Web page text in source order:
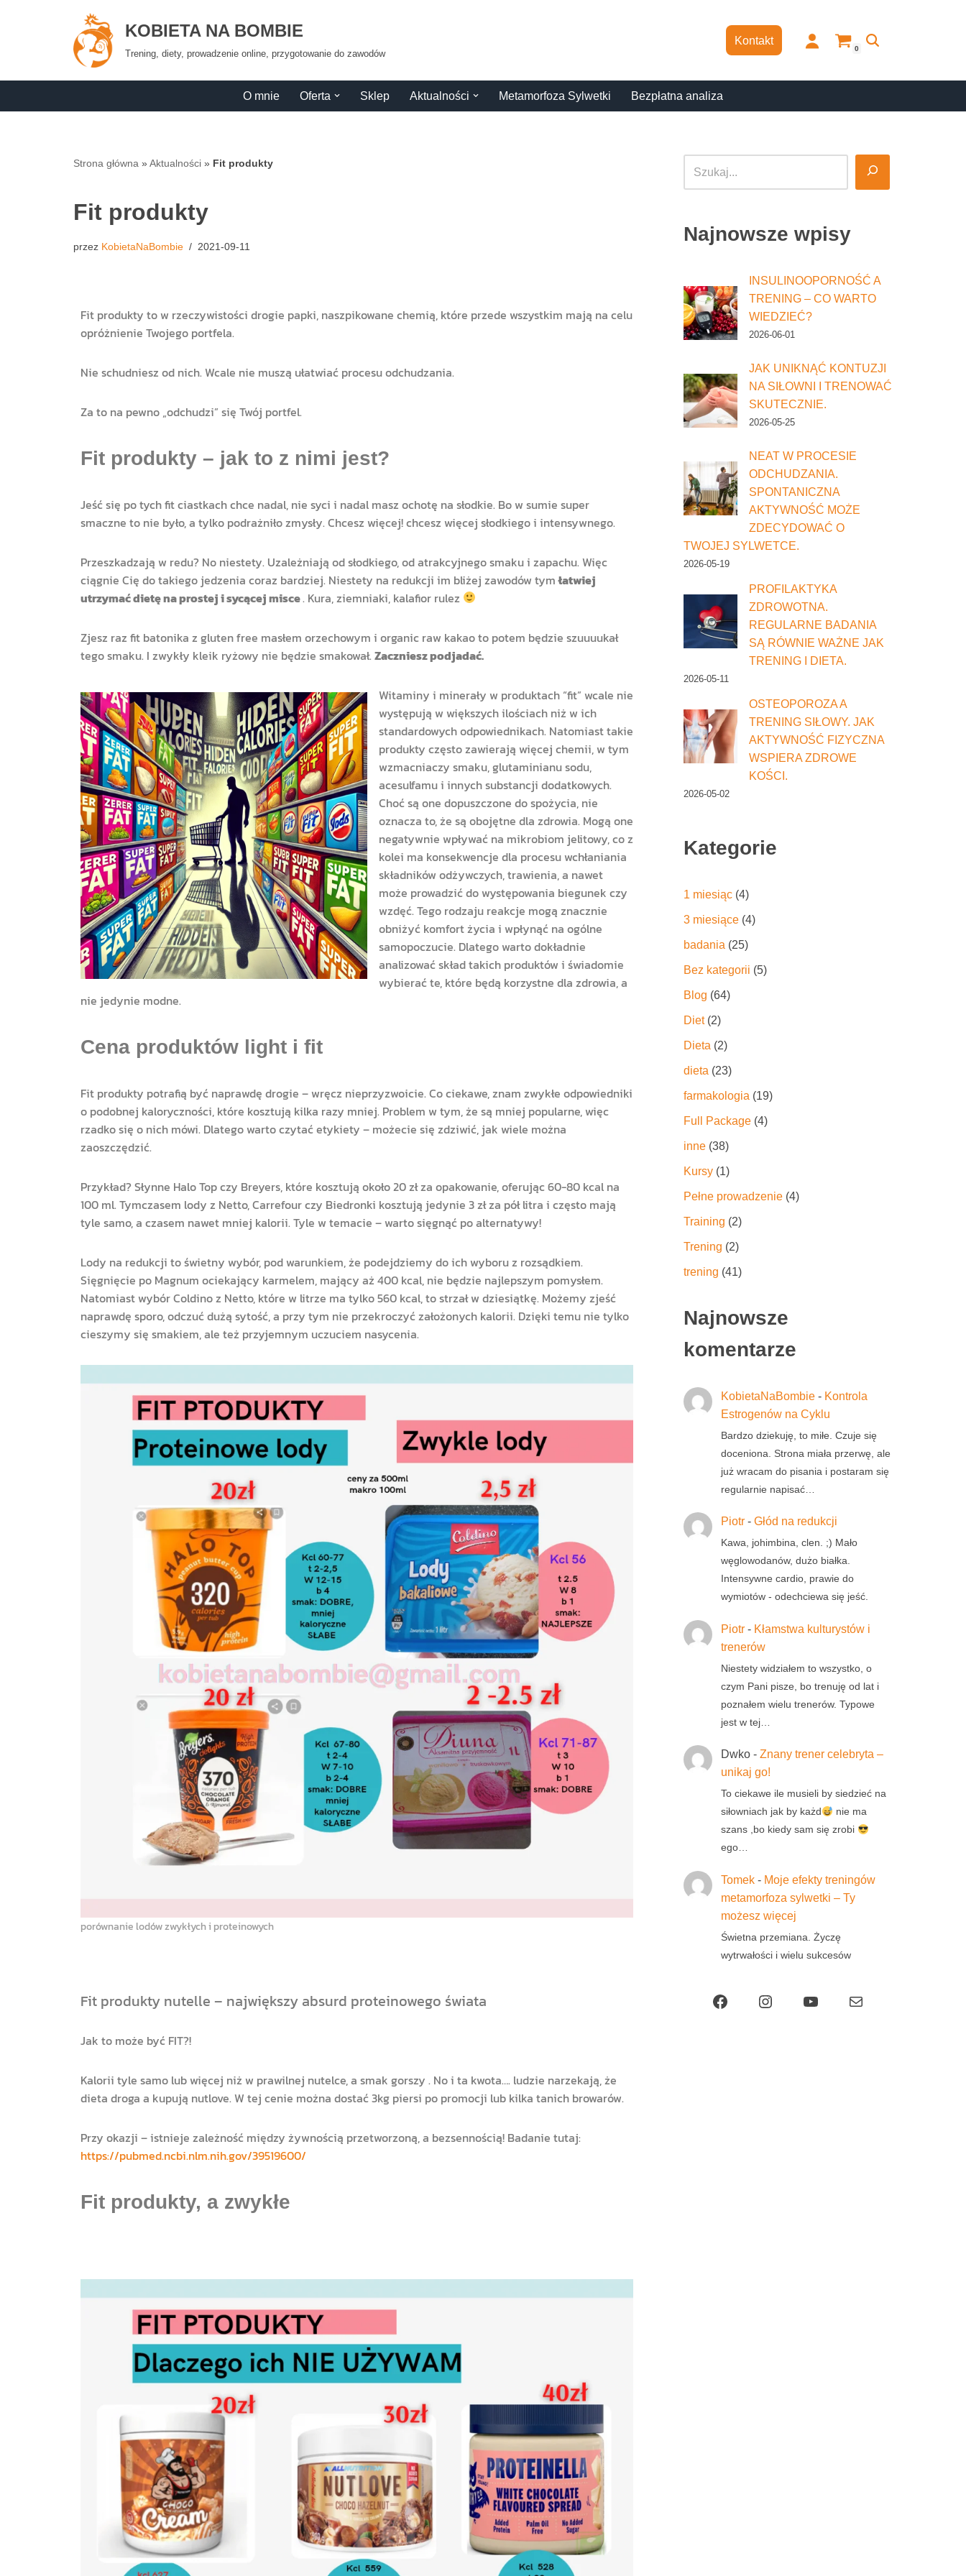
KOBIETA NA BOMBIE
Trening, diety, prowadzenie online, przygotowanie do zawodów
Kontakt
0
O mnie Oferta Sklep Aktualności Metamorfoza Sylwetki Bezpłatna analiza
Strona główna »Aktualności » Fit produkty
Fit produkty
przez KobietaNaBombie 2021-09-11
Fit produkty to w rzeczywistości drogie papki, naszpikowane chemią, które przede wszystkim mają na celu
opróżnienie Twojego portfela.
Nie schudniesz od nich. Wcale nie muszą ułatwiać procesu odchudzania.
Za to na pewno „odchudzi” się Twój portfel.
Fit produkty – jak to z nimi jest?
Jeść się po tych fit ciastkach chce nadal, nie syci i nadal masz ochotę na słodkie. Bo w sumie super
smaczne to nie było, a tylko podrażniło zmysły. Chcesz więcej! chcesz więcej słodkiego i intensywnego.
Przeszkadzają w redu? No niestety. Uzależniają od słodkiego, od atrakcyjnego smaku i zapachu. Więc
ciągnie Cię do takiego jedzenia coraz bardziej. Niestety na redukcji im bliżej zawodów tymłatwiej
utrzymać dietę na prostej i sycącej misce. Kura, ziemniaki, kalafior rulez
Zjesz raz fit batonika z gluten free masłem orzechowym i organic raw kakao to potem będzie szuuuukał
tego smaku. I zwykły kleik ryżowy nie będzie smakował. Zaczniesz podjadać.
Witaminy i minerały w produktach “fit” wcale nie
występują w większych ilościach niż w ich
standardowych odpowiednikach. Natomiast takie
produkty często zawierają więcej chemii, w tym
wzmacniaczy smaku, glutaminianu sodu,
acesulfamu i innych substancji dodatkowych.
Choć są one dopuszczone do spożycia, nie
oznacza to, że są obojętne dla zdrowia. Mogą one
negatywnie wpływać na mikrobiom jelitowy, co z
kolei ma konsekwencje dla procesu wchłaniania
składników odżywczych, trawienia, a nawet
może prowadzić do występowania biegunek czy
wzdęć. Tego rodzaju reakcje mogą znacznie
obniżyć komfort życia i wpłynąć na ogólne
samopoczucie. Dlatego warto dokładnie
analizować skład takich produktów i świadomie
wybierać te, które będą korzystne dla zdrowia, a
nie jedynie modne.
Cena produktów light i fit
Fit produkty potrafią być naprawdę drogie – wręcz nieprzyzwoicie. Co ciekawe, znam zwykłe odpowiedniki
o podobnej kaloryczności, które kosztują kilka razy mniej. Problem w tym, że są mniej popularne, więc
rzadko się o nich mówi. Dlatego warto czytać etykiety – możecie się zdziwić, jak wiele można
zaoszczędzić.
Przykład? Słynne Halo Top czy Breyers, które kosztują około 20 zł za opakowanie, oferując 60-80 kcal na
100 ml. Tymczasem lody z Netto, Carrefour czy Biedronki kosztują jedynie 3 zł za pół litra i często mają
tyle samo, a czasem nawet mniej kalorii. Tyle w temacie – warto sięgnąć po alternatywy!
Lody na redukcji to świetny wybór, pod warunkiem, że podejdziemy do ich wyboru z rozsądkiem.
Sięgnięcie po Magnum ociekający karmelem, mający aż 400 kcal, nie będzie najlepszym pomysłem.
Natomiast wybór Coldino z Netto, które w litrze ma tylko 560 kcal, to strzał w dziesiątkę. Możemy zjeść
naprawdę sporo, odczuć dużą sytość, a przy tym nie przekroczyć założonych kalorii. Dzięki temu nie tylko
cieszymy się smakiem, ale też przyjemnym uczuciem nasycenia.
porównanie lodów zwykłych i proteinowych
Fit produkty nutelle – największy absurd proteinowego świata
Jak to może być FIT?!
Kalorii tyle samo lub więcej niż w prawilnej nutelce, a smak gorszy . No i ta kwota…. ludzie narzekają, że
dieta droga a kupują nutlove. W tej cenie można dostać 3kg piersi po promocji lub kilka tanich browarów.
Przy okazji – istnieje zależność między żywnością przetworzoną, a bezsennością! Badanie tutaj:
https://pubmed.ncbi.nlm.nih.gov/39519600/
Fit produkty, a zwykłe
Najnowsze wpisy
INSULINOOPORNOŚĆ A
TRENING – CO WARTO
WIEDZIEĆ?
2026-06-01
JAK UNIKNĄĆ KONTUZJI
NA SIŁOWNI I TRENOWAĆ
SKUTECZNIE.
2026-05-25
NEAT W PROCESIE
ODCHUDZANIA.
SPONTANICZNA
AKTYWNOŚĆ MOŻE
ZDECYDOWAĆ O
TWOJEJ SYLWETCE.
2026-05-19
PROFILAKTYKA
ZDROWOTNA.
REGULARNE BADANIA
SĄ RÓWNIE WAŻNE JAK
TRENING I DIETA.
2026-05-11
OSTEOPOROZA A
TRENING SIŁOWY. JAK
AKTYWNOŚĆ FIZYCZNA
WSPIERA ZDROWE
KOŚCI.
2026-05-02
Kategorie
1 miesiąc (4)
3 miesiące (4)
badania (25)
Bez kategorii (5)
Blog (64)
Diet(2)
Dieta (2)
dieta (23)
farmakologia (19)
Full Package (4)
inne (38)
Kursy (1)
Pełne prowadzenie (4)
Training (2)
Trening (2)
trening (41)
Najnowsze
komentarze
KobietaNaBombie - Kontrola
Estrogenów na Cyklu
Bardzo dziekuję, to miłe. Czuje się
doceniona. Strona miała przerwę, ale
już wracam do pisania i postaram się
regularnie napisać…
Piotr - Głód na redukcji
Kawa, johimbina, clen. ;) Mało
węglowodanów, dużo białka.
Intensywne cardio, prawie do
wymiotów - odechciewa się jeść.
Piotr - Kłamstwa kulturystów i
trenerów
Niestety widziałem to wszystko, o
czym Pani pisze, bo trenuję od lat i
poznałem wielu trenerów. Typowe
jest w tej…
Dwko - Znany trener celebryta –
unikaj go!
To ciekawe ile musieli by siedzieć na
siłowniach jak by każd
nie ma
szans ,bo kiedy sam się zrobi
ego…
Tomek - Moje efekty treningów
metamorfoza sylwetki – Ty
możesz więcej
Świetna przemiana. Życzę
wytrwałości i wielu sukcesów